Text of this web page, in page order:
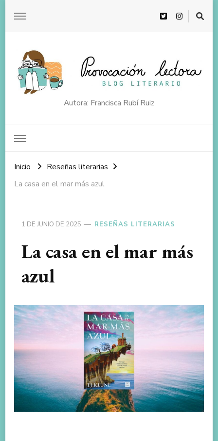
Autora: Francisca Rubí Ruiz
Inicio
Reseñas literarias
La casa en el mar más azul
1 DE JUNIO DE 2025 RESEÑAS LITERARIAS
La casa en el mar más
azul